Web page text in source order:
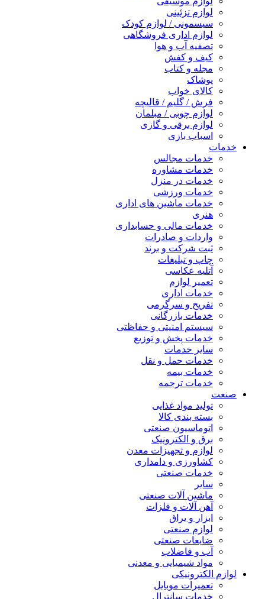
لوازم تزئینی
سیسمونی / لوازم کودک
لوازم اداری فروشگاهی
تصفیه آب و هوا
کیف و کفش
مجله و کتاب
پوشاک
کالای خواب
فرش / گلیم / قالیچه
لوازم چوبی / مبلمان
لوازم برقی و گازی
اسباب بازی
خدمات
خدمات مجالس
خدمات مشاوره
خدمات در منزل
خدمات ورزشی
خدمات ماشین های اداری
هنری
خدمات مالی و حسابداری
واردات و صادرات
ثبت شرکت و برند
چاپ و تبلیغات
آتلیه عکاسی
تعمیر لوازم
خدمات اداری
تفریح و سرگرمی
خدمات بازرگانی
سیستم امنیتی و حفاظتی
خدمات پخش و توزیع
سایر خدمات
خدمات حمل و نقل
خدمات بیمه
خدمات ترجمه
صنعت
تولید مواد غذایی
بسته بندی کالا
اتوماسیون صنعتی
برق و الکترونیک
لوازم و تجهیزات معدن
کشاورزی و دامداری
خدمات صنعتی
سایر
ماشین آلات صنعتی
آهن آلات و فلزات
ابزار و یراق
لوازم صنعتی
ضایعات صنعتی
آب و فاضلاب
مواد شیمیایی و معدنی
لوازم الکترونیکی
تعمیرات موبایل
خدمات سانترال